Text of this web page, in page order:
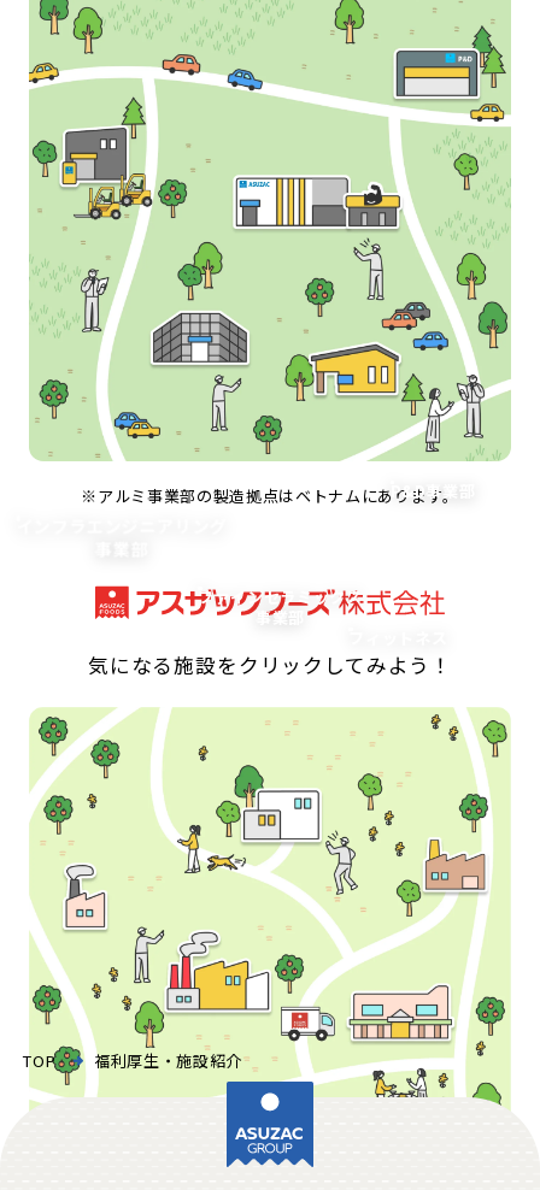
ファインセラミックス
事業部
P&D事業部
本社
ライブラリー
アルミ事業部の製造拠点はベトナムにあります。
気になる施設をクリックしてみよう！
TOP 福利厚生・施設紹介